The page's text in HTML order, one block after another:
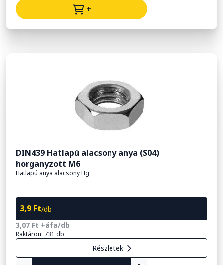
+
DIN439 Hatlapú alacsony anya (S04)
horganyzott M6
Hatlapú anya alacsony Hg
3,9 Ft/db
3,07 Ft +áfa/db
Raktáron: 731 db
Részletek